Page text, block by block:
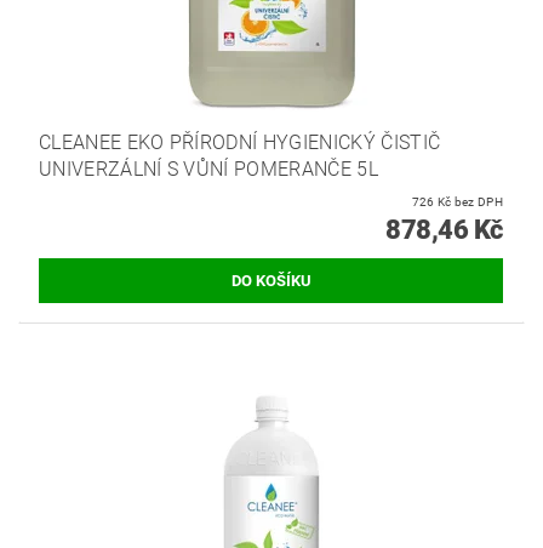
CLEANEE EKO PŘÍRODNÍ HYGIENICKÝ ČISTIČ
UNIVERZÁLNÍ S VŮNÍ POMERANČE 5L
726 Kč bez DPH
878,46 Kč